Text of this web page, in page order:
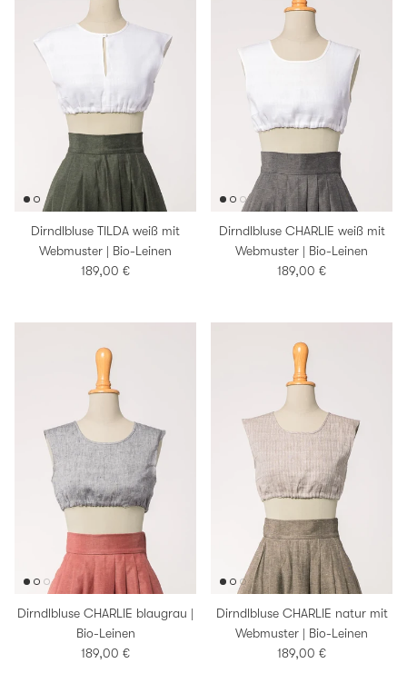
Dirndlbluse TILDA weiß mit
Webmuster | Bio-Leinen
Normaler Preis
189,00 €
Dirndlbluse CHARLIE weiß mit
Webmuster | Bio-Leinen
Normaler Preis
189,00 €
Dirndlbluse CHARLIE blaugrau |
Bio-Leinen
Normaler Preis
189,00 €
Dirndlbluse CHARLIE natur mit
Webmuster | Bio-Leinen
Normaler Preis
189,00 €